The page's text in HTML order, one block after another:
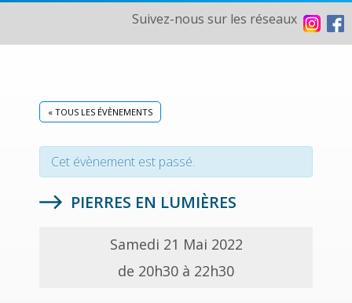
Suivez-nous sur les réseaux
« TOUS LES ÉVÈNEMENTS
Cet évènement est passé.
PIERRES EN LUMIÈRES
Samedi 21 Mai 2022
de 20h30 à 22h30